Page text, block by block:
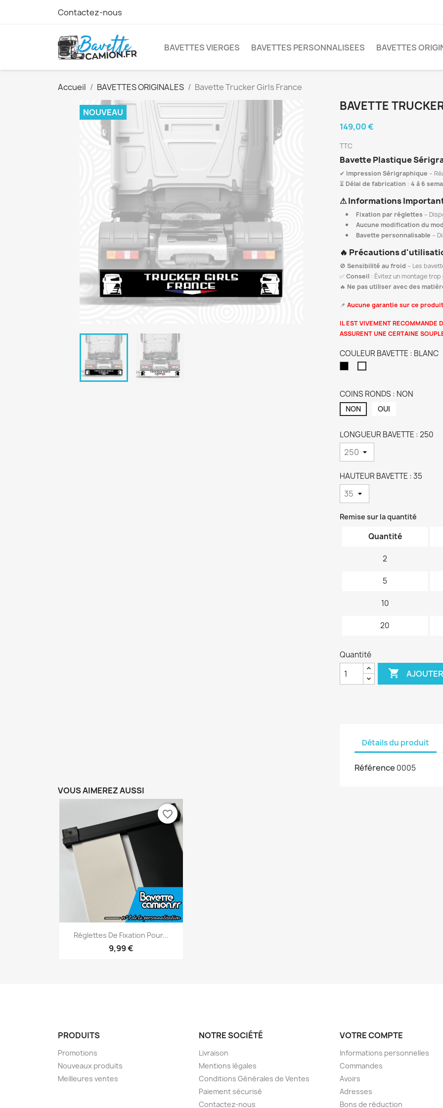
Contactez-nous
BAVETTES VIERGES BAVETTES PERSONNALISEES BAVETTES
Accueil BAVETTES ORIGINALES Bavette Trucker Girls France
NOUVEAU BAVETTE
149,00 €
TTC
Bavette Plastique
✔ Impression Sérigraphique –
⏳ Délai de fabrication : 4 à 6
⚠Informations
Fixation par réglettes–
Aucune modification du
Bavette personnalisable –
🔥 Précautions
🚫 Sensibilité au froid – Les
✅Conseil : Évitez un montage
🔥 Ne pas utiliser avec des
📌 Aucune garantie sur ce
IL EST VIVEMENT RECOMMANDE
ASSURENT UNE CERTAINE
COULEUR BAVETTE : BLANC
COINS RONDS : NON
NON OUI
LONGUEUR BAVETTE : 250
HAUTEUR BAVETTE : 35
Remise sur la quantité
Quantité
2
5
10
20
Quantité

Détails du produit
Référence 0005
VOUS AIMEREZ AUSSI
Aperçu rapide
Réglettes De Fixation Pour...
9,99 €
favorite_border
PRODUITS
Promotions
Nouveaux produits
Meilleures ventes
NOTRE SOCIÉTÉ
Livraison
Mentions légales
Conditions Générales de Ventes
Paiement sécurisé
Contactez-nous
VOTRE COMPTE
Informations personnelles
Commandes
Avoirs
Adresses
Bons de réduction